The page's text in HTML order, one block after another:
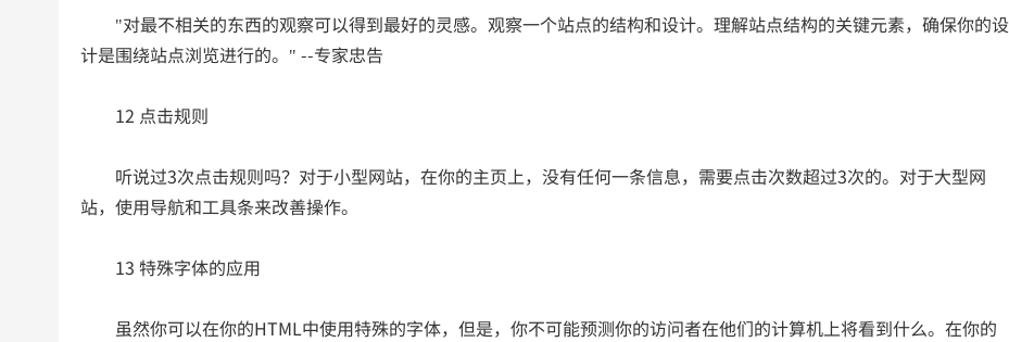
"对最不相关的东西的观察可以得到最好的灵感。观察一个站点的结构和设计。理解站点结构的关键元素，确保你的设
计是围绕站点浏览进行的。" --专家忠告
12 点击规则
听说过3次点击规则吗？对于小型网站，在你的主页上，没有任何一条信息，需要点击次数超过3次的。对于大型网
站，使用导航和工具条来改善操作。
13 特殊字体的应用
虽然你可以在你的HTML中使用特殊的字体，但是，你不可能预测你的访问者在他们的计算机上将看到什么。在你的